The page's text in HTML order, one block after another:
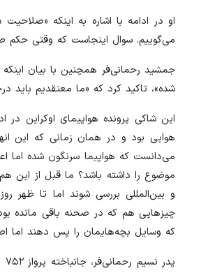
او در ادامه با اشاره به اینکه
می‌گوییم. سوال اینجاست که وقتی حکم
جمشید رحمانی‌فر همچنین با بیان
شده»، تاکید کرد که «ما معتقدیم باید
این شاکی پرونده هواپیمای اوکراین در
هوایی بود و در همان زمانی که این
می‌دانست که هواپیما سرنگون شده اما
موضوع را داشته باشد؟ ما قبل از این
و بین‌المللی بررسی شوند اما تا ظهر
چیزهایی هم که در صحنه باقی مانده
که وسایل بچه‌هایمان را پس دهند اما